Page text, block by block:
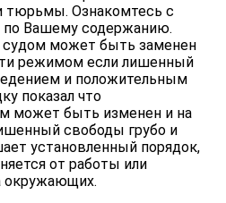
тюрьмы. Ознакомтесь с
Вашему содержанию.
может быть заменен
режимом если лишенный
и положительным
показал что
может быть изменен и на
свободы грубо и
установленный порядок,
от работы или
окружающих.